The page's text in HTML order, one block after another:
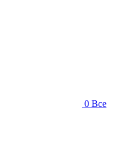
0 Все